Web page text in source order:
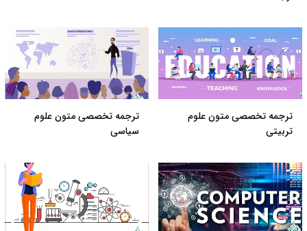
ترجمه تخصصی متون علوم
تربیتی
ترجمه تخصصی متون علوم
سیاسی